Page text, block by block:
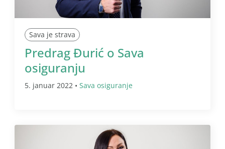
Sava je strava
Predrag Đurić o Sava
osiguranju
5. januar 2022 • Sava osiguranje